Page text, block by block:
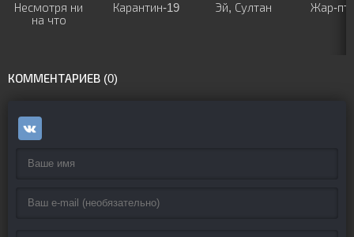
Несмотря ни
на что
Карантин-19 Эй, Султан Жар-
КОММЕНТАРИЕВ (0)